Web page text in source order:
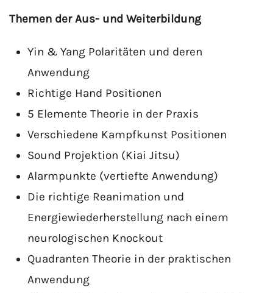
Themen der Aus- und Weiterbildung
Yin & Yang Polaritäten und deren
Anwendung
Richtige Hand Positionen
5 Elemente Theorie in der Praxis
Verschiedene Kampfkunst Positionen
Sound Projektion (Kiai Jitsu)
Alarmpunkte (vertiefte Anwendung)
Die richtige Reanimation und
Energiewiederherstellung nach einem
neurologischen Knockout
Quadranten Theorie in der praktischen
Anwendung